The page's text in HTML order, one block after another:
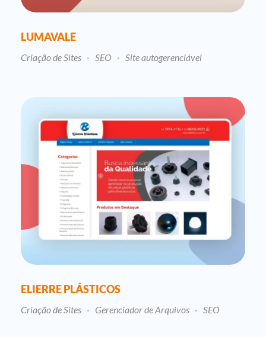
LUMAVALE
Criação de Sites SEO Site autogerenciável
ELIERRE PLÁSTICOS
Criação de Sites Gerenciador de Arquivos SEO